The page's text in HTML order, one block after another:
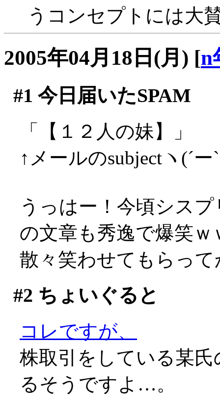
うコンセプトには大
2005年04月18日(月) [n
#1 今日届いたSPAM
「【１２人の妹】」
↑メールのsubjectヽ(´ー
うっはー！今頃シス
の文章も秀逸で爆笑ｗ
散々笑わせてもらっ
#2 ちょいぐると
コレですが、
株取引をしている某
るそうですよ…。